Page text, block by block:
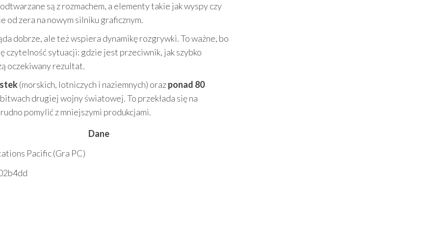
są z rozmachem, a elementy takie jak wyspy czy
od zera na nowym silniku graficznym.
dobrze, ale też wspiera dynamikę rozgrywki. To ważne, bo
czytelność sytuacji: gdzie jest przeciwnik, jak szybko
oczekiwany rezultat.
(morskich, lotniczych i naziemnych) orazponad 80
drugiej wojny światowej. To przekłada się na
pomylić z mniejszymi produkcjami.
Dane
Pacific (Gra PC)